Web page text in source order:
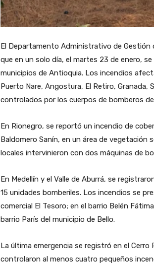
El Departamento Administrativo de
que en un solo día, el martes 23 de enero,
municipios de Antioquia. Los incendios
Puerto Nare, Angostura, El Retiro, Granada,
controlados por los cuerpos de bomberos
En Rionegro, se reportó un incendio de
Baldomero Sanín, en un área de
locales intervinieron con dos máquinas de
En Medellín y el Valle de Aburrá, se
15 unidades bomberiles. Los incendios se
comercial El Tesoro; en el barrio Belén
barrio París del municipio de Bello.
La última emergencia se registró en el Cerro
controlaron al menos cuatro pequeños